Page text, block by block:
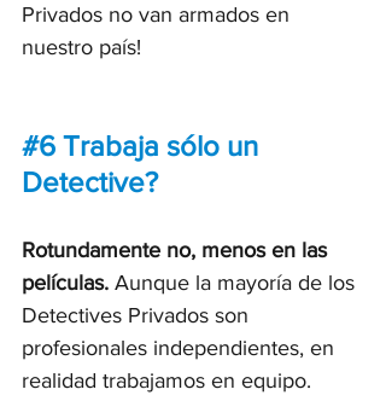
Privados no van armados en
nuestro país!
#6 Trabaja sólo un
Detective?
Rotundamente no, menos en las
películas. Aunque la mayoría de los
Detectives Privados son
profesionales independientes, en
realidad trabajamos en equipo.